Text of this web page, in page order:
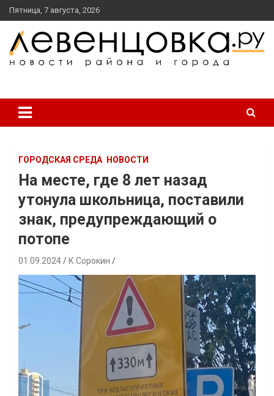
перейти
к
содержанию
Пятница, 7 августа, 2026
ГОРОДСКАЯ СРЕДА НОВОСТИ
На месте, где 8 лет назад
утонула школьница, поставили
знак, предупреждающий о
потопе
01.09.2024 К.Сорокин